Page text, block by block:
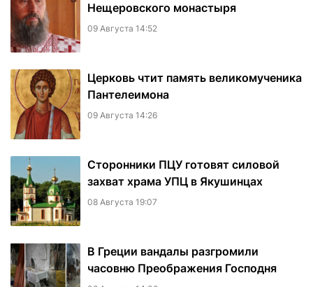
Нещеровского монастыря
09 Августа 14:52
Церковь чтит память великомученика
Пантелеимона
09 Августа 14:26
Сторонники ПЦУ готовят силовой
захват храма УПЦ в Якушинцах
08 Августа 19:07
В Греции вандалы разгромили
часовню Преображения Господня